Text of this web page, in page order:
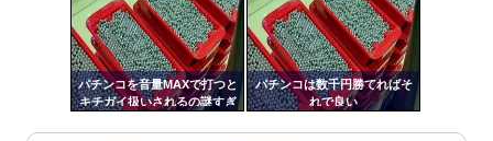
Powered by livedoor 相互RSS
パチンコを音量MAXで打つと
キチガイ扱いされるの謎すぎ
パチンコは数千円勝てればそ
れで良い
ンク
自動
更新
ツー